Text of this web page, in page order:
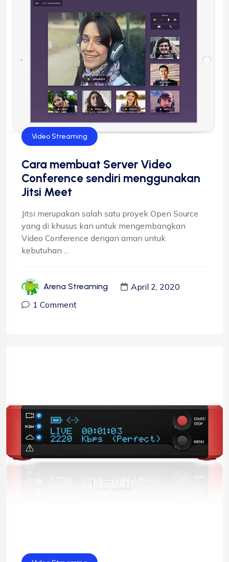
Video Streaming
Cara membuat Server Video
Conference sendiri menggunakan
Jitsi Meet
Jitsi merupakan salah satu proyek Open Source
yang di khusus kan untuk mengembangkan
Video Conference dengan aman untuk
kebutuhan ...
Arena Streaming
April 2, 2020
1 Comment